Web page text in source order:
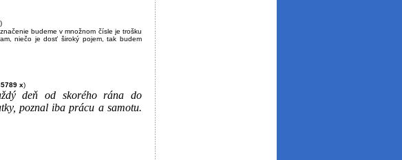
)
budeme v množnom čísle je trošku
niečo je dosť široký pojem, tak budem
x)
deň od skorého rána do
poznal iba prácu a samotu.